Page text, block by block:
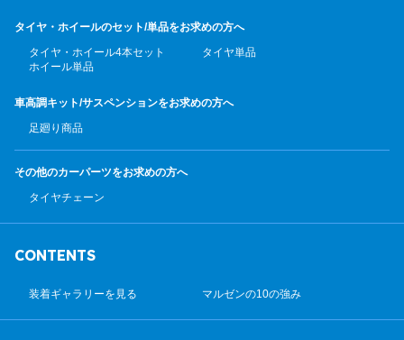
タイヤ・ホイールのセット/単品をお求めの方へ
タイヤ・ホイール4本セット
タイヤ単品
ホイール単品
車高調キット/サスペンションをお求めの方へ
足廻り商品
その他のカーパーツをお求めの方へ
タイヤチェーン
CONTENTS
装着ギャラリーを見る マルゼンの10の強み